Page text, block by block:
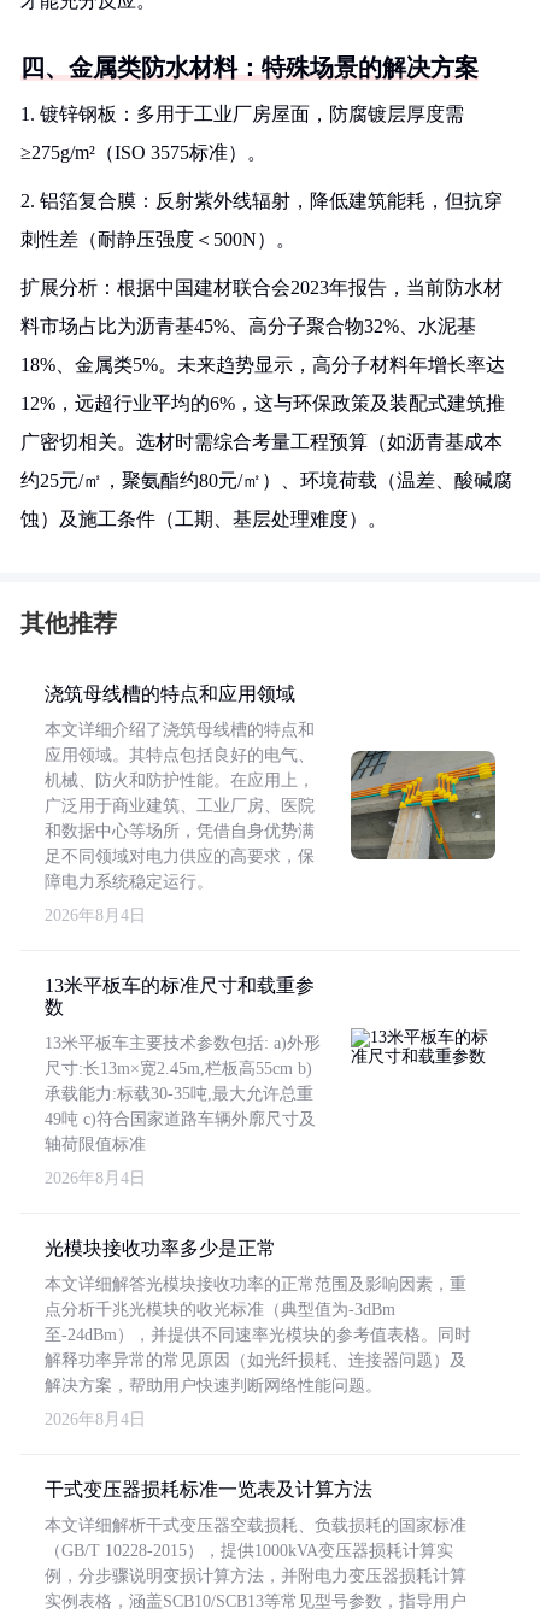
四、金属类防水材料：特殊场景的解决方案
1. 镀锌钢板：多用于工业厂房屋面，防腐镀层厚度需
≥275g/m²（ISO 3575标准）。
2. 铝箔复合膜：反射紫外线辐射，降低建筑能耗，但抗穿
刺性差（耐静压强度＜500N）。
扩展分析：根据中国建材联合会2023年报告，当前防水材
料市场占比为沥青基45%、高分子聚合物32%、水泥基
18%、金属类5%。未来趋势显示，高分子材料年增长率达
12%，远超行业平均的6%，这与环保政策及装配式建筑推
广密切相关。选材时需综合考量工程预算（如沥青基成本
约25元/㎡，聚氨酯约80元/㎡）、环境荷载（温差、酸碱腐
蚀）及施工条件（工期、基层处理难度）。
其他推荐
浇筑母线槽的特点和应用领域
本文详细介绍了浇筑母线槽的特点和
应用领域。其特点包括良好的电气、
机械、防火和防护性能。在应用上，
广泛用于商业建筑、工业厂房、医院
和数据中心等场所，凭借自身优势满
足不同领域对电力供应的高要求，保
障电力系统稳定运行。
2026年8月4日
13米平板车的标准尺寸和载重参
数
13米平板车主要技术参数包括: a)外形
尺寸:长13m×宽2.45m,栏板高55cm b)
承载能力:标载30-35吨,最大允许总重
49吨 c)符合国家道路车辆外廓尺寸及
轴荷限值标准
2026年8月4日
光模块接收功率多少是正常
本文详细解答光模块接收功率的正常范围及影响因素，重
点分析千兆光模块的收光标准（典型值为-3dBm
至-24dBm），并提供不同速率光模块的参考值表格。同时
解释功率异常的常见原因（如光纤损耗、连接器问题）及
解决方案，帮助用户快速判断网络性能问题。
2026年8月4日
干式变压器损耗标准一览表及计算方法
本文详细解析干式变压器空载损耗、负载损耗的国家标准
（GB/T 10228-2015），提供1000kVA变压器损耗计算实
例，分步骤说明变损计算方法，并附电力变压器损耗计算
实例表格，涵盖SCB10/SCB13等常见型号参数，指导用户